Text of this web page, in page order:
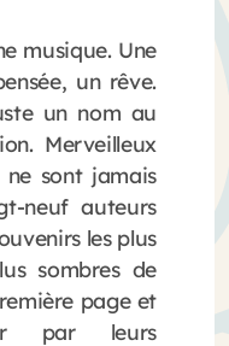
musique. Une
un rêve.
un nom au
Merveilleux
ne sont jamais
neuf auteurs
les plus
sombres de
page et
par leurs